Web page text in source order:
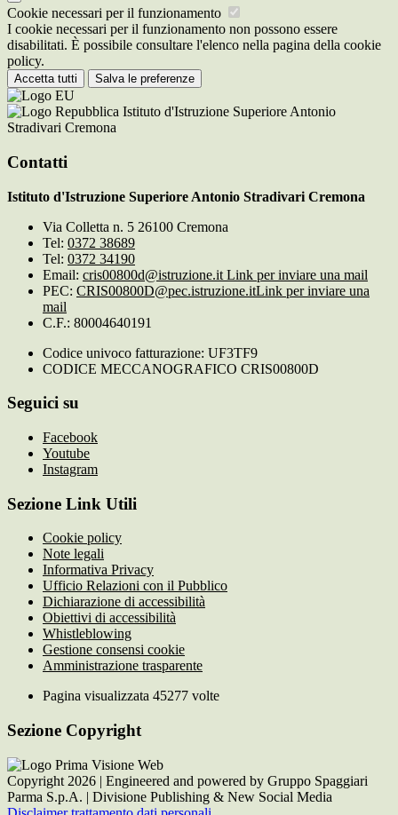
Cookie necessari per il funzionamento
I cookie necessari per il funzionamento non possono essere
disabilitati. È possibile consultare l'elenco nella pagina della cookie
policy.
Accetta tutti Salva le preferenze
Istituto d'Istruzione Superiore Antonio
Stradivari Cremona
Contatti
Istituto d'Istruzione Superiore Antonio Stradivari Cremona
Via Colletta n. 5 26100 Cremona
Tel: 0372 38689
Tel: 0372 34190
Email: cris00800d@istruzione.it Link per inviare una mail
PEC: CRIS00800D@pec.istruzione.itLink per inviare una
mail
C.F.: 80004640191
Codice univoco fatturazione: UF3TF9
CODICE MECCANOGRAFICO CRIS00800D
Seguici su
Facebook
Youtube
Instagram
Sezione Link Utili
Cookie policy
Note legali
Informativa Privacy
Ufficio Relazioni con il Pubblico
Dichiarazione di accessibilità
Obiettivi di accessibilità
Whistleblowing
Gestione consensi cookie
Amministrazione trasparente
Pagina visualizzata 45277 volte
Sezione Copyright
Copyright 2026 | Engineered and powered by Gruppo Spaggiari
Parma S.p.A. | Divisione Publishing & New Social Media